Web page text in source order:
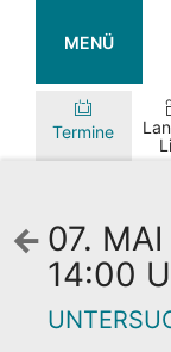
MENÜ
Termine
Zurück
Wochenansicht
07.
14:00